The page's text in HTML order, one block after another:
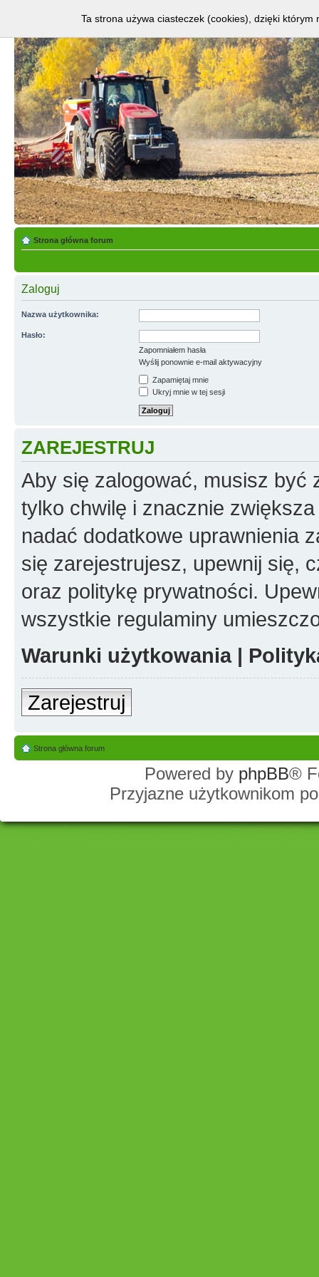
Strona główna forum
Zaloguj
Nazwa użytkownika:
Hasło:
Zapomniałem hasła
Wyślij ponownie e-mail aktywacyjny
Zapamiętaj mnie
Ukryj mnie w tej sesji
ZAREJESTRUJ
Aby się zalogować, musisz być
tylko chwilę i znacznie
nadać dodatkowe uprawnienia
się zarejestrujesz, upewnij się,
oraz politykę prywatności.
wszystkie regulaminy
Warunki użytkowania|
Zarejestruj
Strona główna forum
Powered by phpBB®
Przyjazne użytkownikom
Ta strona używa ciasteczek (cookies), dzięki którym